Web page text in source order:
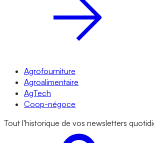
Agrofourniture
Agroalimentaire
AgTech
Coop-négoce
Tout l'historique de vos newsletters